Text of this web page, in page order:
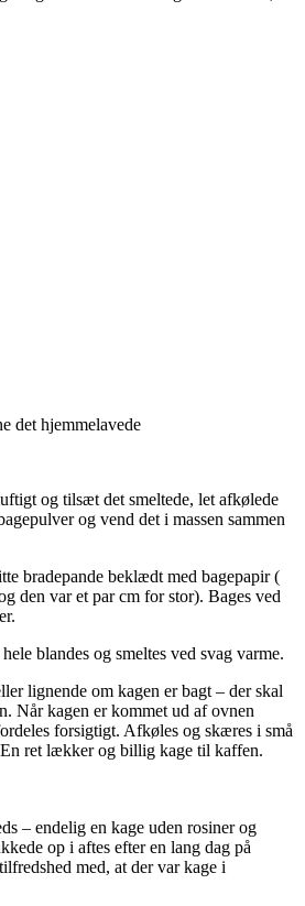
det hjemmelavede
og tilsæt det smeltede, let afkølede
og vend det i massen sammen
bradepande beklædt med bagepapir (
den var et par cm for stor). Bages ved
blandes og smeltes ved svag varme.
lignende om kagen er bagt – der skal
Når kagen er kommet ud af ovnen
forsigtigt. Afkøles og skæres i små
ret lækker og billig kage til kaffen.
– endelig en kage uden rosiner og
op i aftes efter en lang dag på
med, at der var kage i